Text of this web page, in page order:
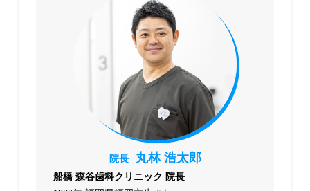
院長 丸林 浩太郎
船橋 森谷歯科クリニック 院長